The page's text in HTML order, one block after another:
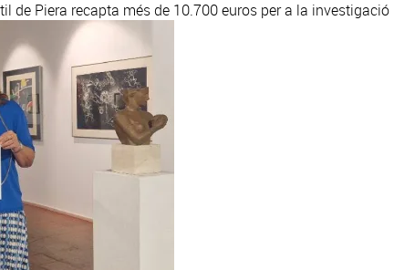
de Piera recapta més de 10.700 euros per a la investigació